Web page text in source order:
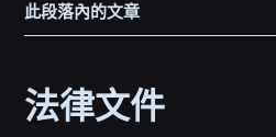
此段落內的文章
法律文件